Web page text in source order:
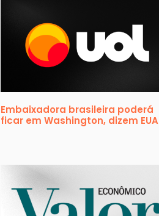
Embaixadora brasileira poderá
ficar em Washington, dizem EUA